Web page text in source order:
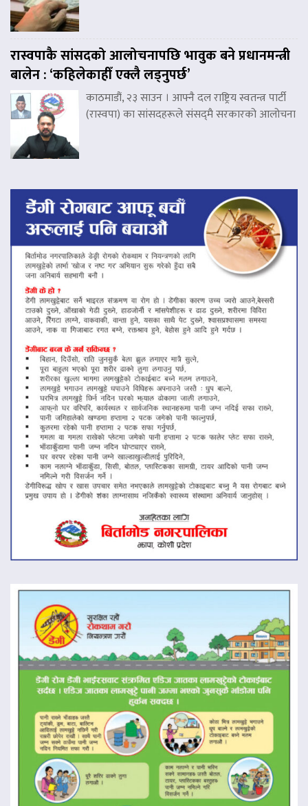
रास्वपाकै सांसदको आलोचनापछि भावुक बने प्रधानमन्त्री
बालेन : ‘कहिलेकाहीँ एक्लै लड्नुपर्छ’
काठमाडौं, २३ साउन । आफ्नै दल राष्ट्रिय स्वतन्त्र पार्टी
(रास्वपा) का सांसदहरूले संसद्‌मै सरकारको आलोचना